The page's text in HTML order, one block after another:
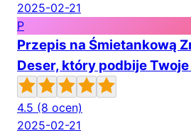
2025-02-21
P
Przepis na Śmietankową
Deser, który podbije
4.5 (8 ocen)
2025-02-21